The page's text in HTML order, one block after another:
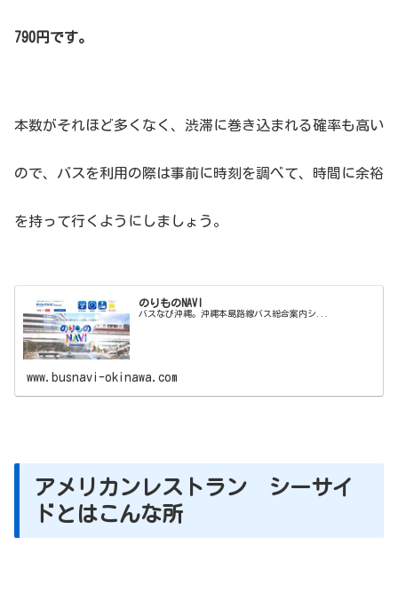
790円です。
本数がそれほど多くなく、渋滞に巻き込まれる確率も高い
ので、バスを利用の際は事前に時刻を調べて、時間に余裕
を持って行くようにしましょう。
のりものNAVI
バスなび沖縄。沖縄本島路線バス総合案内シ...
www.busnavi-okinawa.com
アメリカンレストラン シーサイ
ドとはこんな所